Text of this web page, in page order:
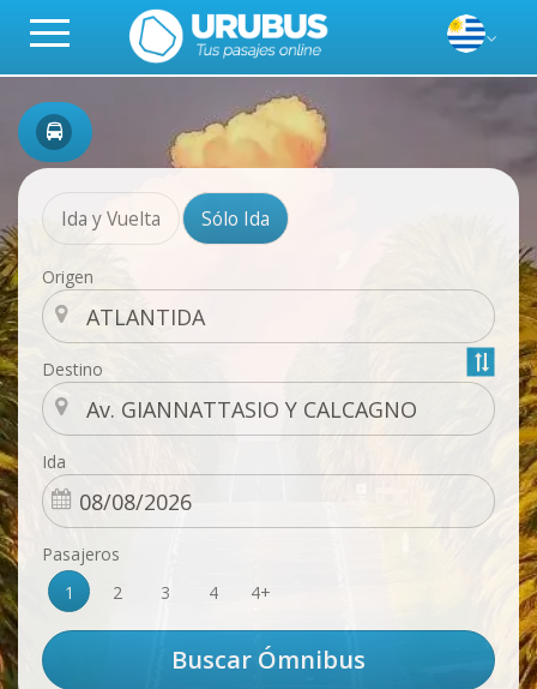
Ida y Vuelta Sólo Ida
Origen
Destino
Ida
Pasajeros
1
2 3 4 4+